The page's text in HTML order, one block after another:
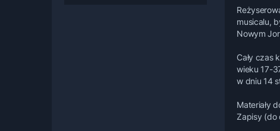
musicalu,
Nowym
Cały czas
wieku 17-
w dniu 14
Materiały
Zapisy (do